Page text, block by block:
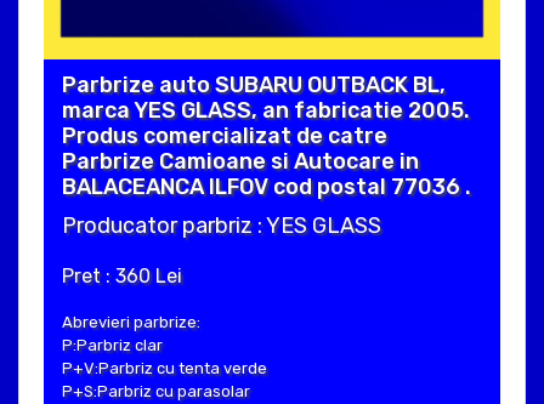
Parbrize auto SUBARU OUTBACK BL,
marca YES GLASS, an fabricatie 2005.
Produs comercializat de catre
Parbrize Camioane si Autocare in
BALACEANCA ILFOV cod postal 77036 .
Producator parbriz : YES GLASS
Pret : 360 Lei
Abrevieri parbrize:
P:Parbriz clar
P+V:Parbriz cu tenta verde
P+S:Parbriz cu parasolar